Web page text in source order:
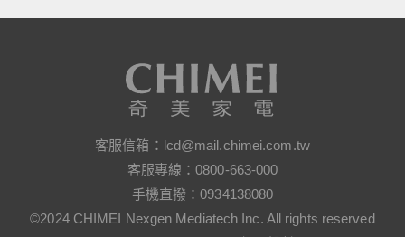
客服信箱： lcd@mail.chimei.com.tw
客服專線：0800-663-000
手機直撥：0934138080
©2024 CHIMEI Nexgen Mediatech Inc. All rights reserved